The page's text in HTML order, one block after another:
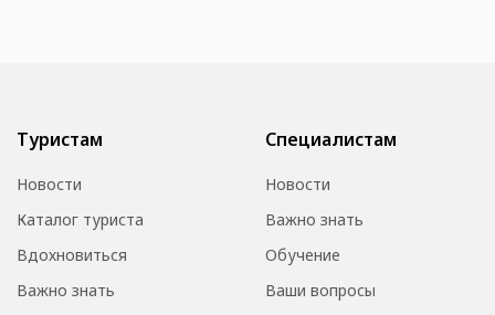
Туристам
Новости
Каталог туриста
Вдохновиться
Важно знать
Специалистам
Новости
Важно знать
Обучение
Ваши вопросы